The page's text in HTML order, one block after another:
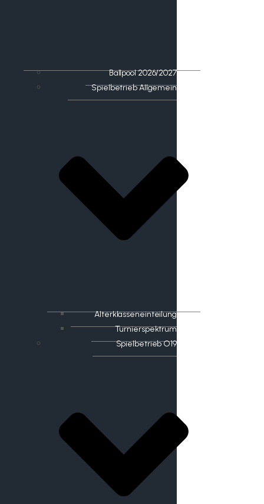
Ballpool 2026/2027
Spielbetrieb Allgemein
Alterklasseneinteilung
Turnierspektrum
Spielbetrieb O19